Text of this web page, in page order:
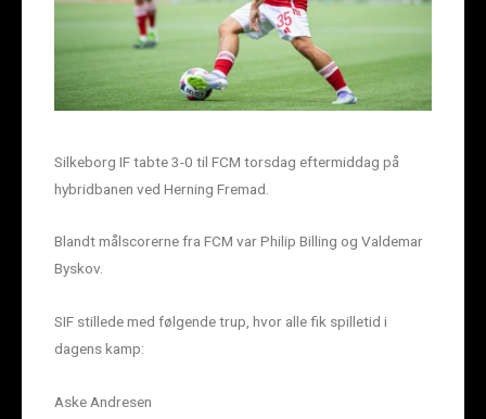
Silkeborg IF tabte 3-0 til FCM torsdag eftermiddag på
hybridbanen ved Herning Fremad.
Blandt målscorerne fra FCM var Philip Billing og Valdemar
Byskov.
SIF stillede med følgende trup, hvor alle fik spilletid i
dagens kamp:
Aske Andresen